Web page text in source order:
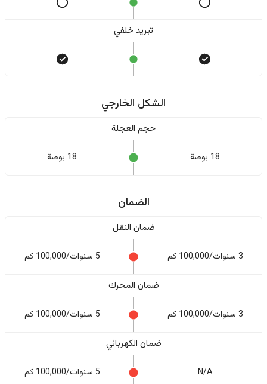
تبريد خلفي
الشكل الخارجي
حجم العجلة
18 بوصة 18 بوصة
الضمان
ضمان النقل
3 سنوات/100,000 كم 5 سنوات/100,000 كم
ضمان المحرك
3 سنوات/100,000 كم 5 سنوات/100,000 كم
ضمان الكهربائي
N/A 5 سنوات/100,000 كم